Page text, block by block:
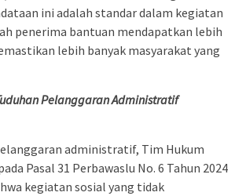
ini adalah standar dalam kegiatan
penerima bantuan mendapatkan lebih
lebih banyak masyarakat yang
Pelanggaran Administratif
administratif, Tim Hukum
Pasal 31 Perbawaslu No. 6 Tahun 2024
kegiatan sosial yang tidak